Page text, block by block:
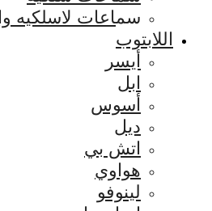
سماعات لاسلكيه
اللابتوب
أيسر
ابل
أسوس
ديل
اتش بي
هواوي
لينوفو